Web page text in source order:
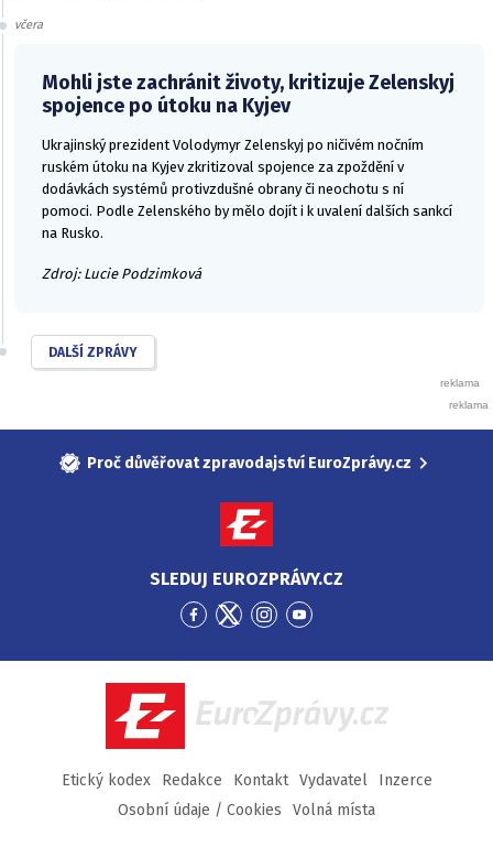
včera
Mohli jste zachránit životy, kritizuje Zelenskyj
spojence po útoku na Kyjev
Ukrajinský prezident Volodymyr Zelenskyj po ničivém nočním
ruském útoku na Kyjev zkritizoval spojence za zpoždění v
dodávkách systémů protivzdušné obrany či neochotu s ní
pomoci. Podle Zelenského by mělo dojít i k uvalení dalších sankcí
na Rusko.
Zdroj: Lucie Podzimková
DALŠÍ ZPRÁVY
Proč důvěřovat zpravodajství EuroZprávy.cz
SLEDUJ EUROZPRÁVY.CZ
Přejít
Facebook
Přejít
Twitter
Přejít
Instagram
Přejít
YouTube
EuroZprávy.cz
Etický kodex Redakce Kontakt Vydavatel
Inzerce
Osobní údaje / Cookies
Volná místa